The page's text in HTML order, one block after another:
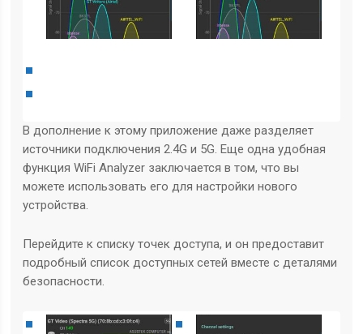
В дополнение к этому приложение даже разделяет
источники подключения 2.4G и 5G. Еще одна удобная
функция WiFi Analyzer заключается в том, что вы
можете использовать его для настройки нового
устройства.
Перейдите к списку точек доступа, и он предоставит
подробный список доступных сетей вместе с деталями
безопасности.